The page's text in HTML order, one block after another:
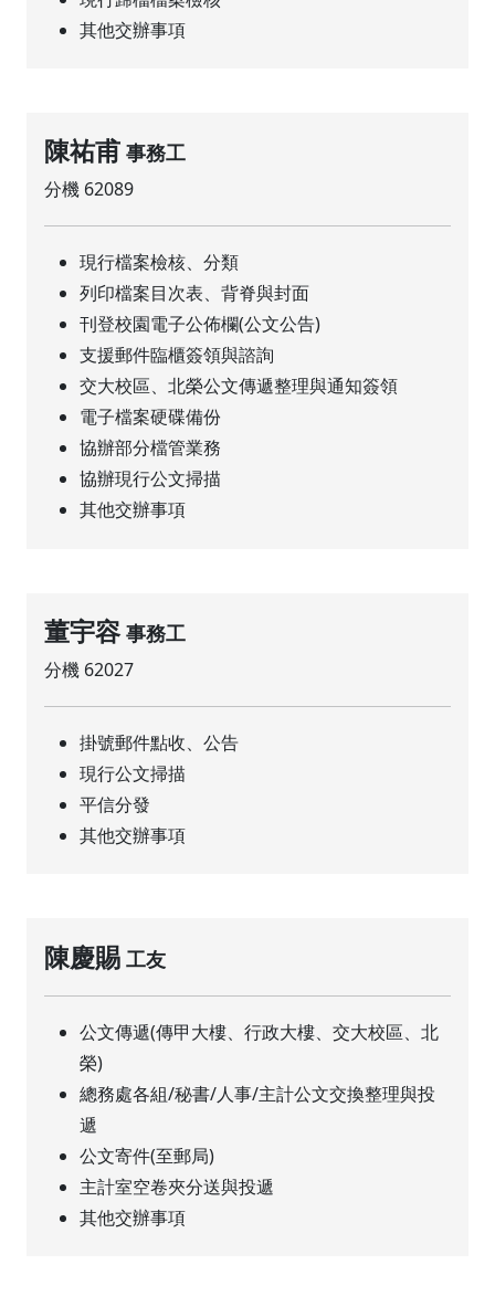
其他交辦事項
陳祐甫 事務工
分機 62089
現行檔案檢核、分類
列印檔案目次表、背脊與封面
刊登校園電子公佈欄(公文公告)
支援郵件臨櫃簽領與諮詢
交大校區、北榮公文傳遞整理與通知簽領
電子檔案硬碟備份
協辦部分檔管業務
協辦現行公文掃描
其他交辦事項
董宇容事務工
分機 62027
掛號郵件點收、公告
現行公文掃描
平信分發
其他交辦事項
陳慶賜 工友
公文傳遞(傳甲大樓、行政大樓、交大校區、北
榮)
總務處各組/秘書/人事/主計公文交換整理與投
遞
公文寄件(至郵局)
主計室空卷夾分送與投遞
其他交辦事項